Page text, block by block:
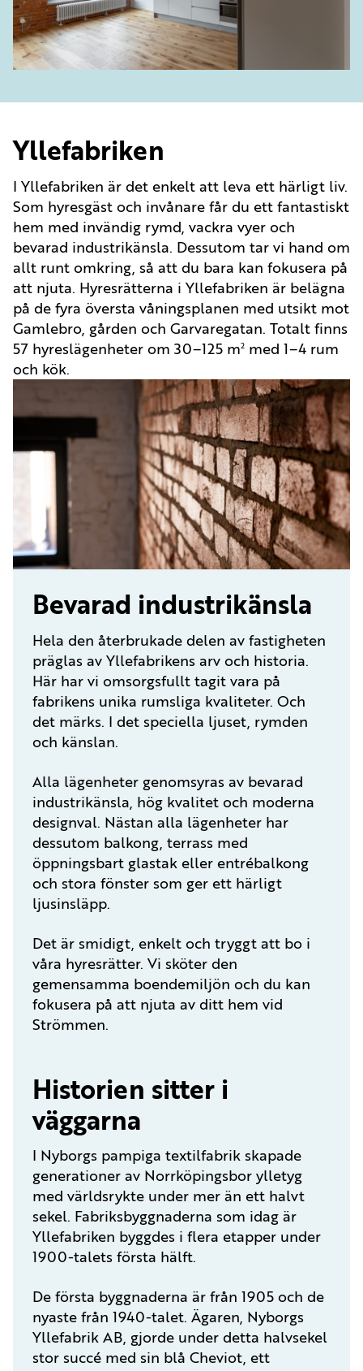
Yllefabriken
I Yllefabriken är det enkelt att leva ett härligt liv.
Som hyresgäst och invånare får du ett fantastiskt
hem med invändig rymd, vackra vyer och
bevarad industrikänsla. Dessutom tar vi hand om
allt runt omkring, så att du bara kan fokusera på
att njuta. Hyresrätterna i Yllefabriken är belägna
på de fyra översta våningsplanen med utsikt mot
Gamlebro, gården och Garvaregatan. Totalt finns
57 hyreslägenheter om 30–125 m2 med 1–4 rum
och kök.
Bevarad industrikänsla
Hela den återbrukade delen av fastigheten
präglas av Yllefabrikens arv och historia.
Här har vi omsorgsfullt tagit vara på
fabrikens unika rumsliga kvaliteter. Och
det märks. I det speciella ljuset, rymden
och känslan.
Alla lägenheter genomsyras av bevarad
industrikänsla, hög kvalitet och moderna
designval. Nästan alla lägenheter har
dessutom balkong, terrass med
öppningsbart glastak eller entrébalkong
och stora fönster som ger ett härligt
ljusinsläpp.
Det är smidigt, enkelt och tryggt att bo i
våra hyresrätter. Vi sköter den
gemensamma boendemiljön och du kan
fokusera på att njuta av ditt hem vid
Strömmen.
Historien sitter i
väggarna
I Nyborgs pampiga textilfabrik skapade
generationer av Norrköpingsbor ylletyg
med världsrykte under mer än ett halvt
sekel. Fabriksbyggnaderna som idag är
Yllefabriken byggdes i flera etapper under
1900-talets första hälft.
De första byggnaderna är från 1905 och de
nyaste från 1940-talet. Ägaren, Nyborgs
Yllefabrik AB, gjorde under detta halvsekel
stor succé med sin blå Cheviot, ett